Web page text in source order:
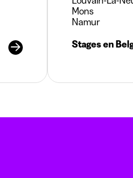
Mons
Namur
Stages en